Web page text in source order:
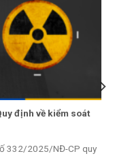
định về kiểm soát
332/2025/NĐ-CP quy